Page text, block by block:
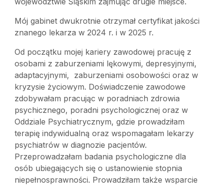
Mój gabinet dwukrotnie otrzymał certyfikat jakości
znanego lekarza w 2024 r. i w 2025 r.
Od początku mojej kariery zawodowej pracuję z
osobami z zaburzeniami lękowymi, depresyjnymi,
adaptacyjnymi, zaburzeniami osobowości oraz w
kryzysie życiowym. Doświadczenie zawodowe
zdobywałam pracując w poradniach zdrowia
psychicznego, poradni psychologicznej oraz w
Oddziale Psychiatrycznym, gdzie prowadziłam
terapię indywidualną oraz wspomagałam lekarzy
psychiatrów w diagnozie pacjentów.
Przeprowadzałam badania psychologiczne dla
osób ubiegających się o ustanowienie stopnia
niepełnosprawności. Prowadziłam także wsparcie